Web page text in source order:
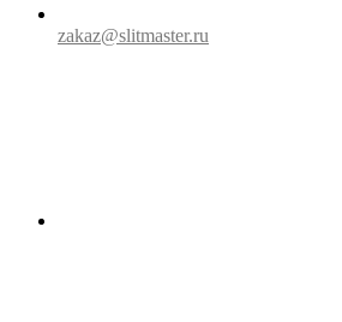
zakaz@slitmaster.ru